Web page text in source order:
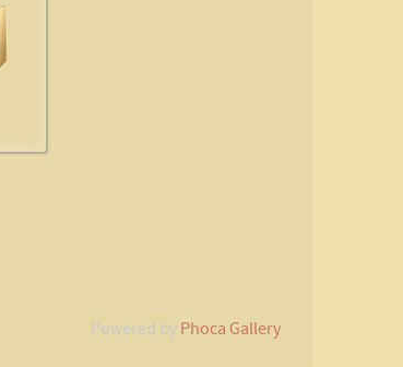
Powered by Phoca Gallery